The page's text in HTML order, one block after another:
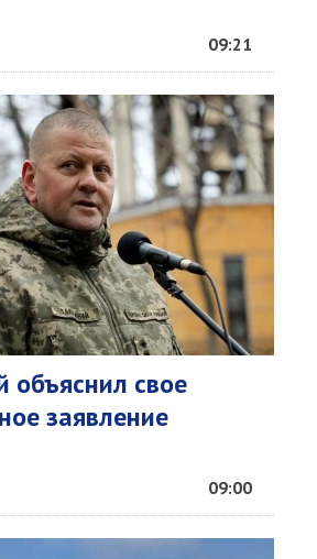
09:21
объяснил свое
заявление
09:00